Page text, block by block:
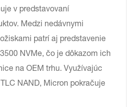
v predstavovaní
Medzi nedávnymi
patrí aj predstavenie
NVMe, čo je dôkazom ich
na OEM trhu. Využívajúc
NAND, Micron pokračuje